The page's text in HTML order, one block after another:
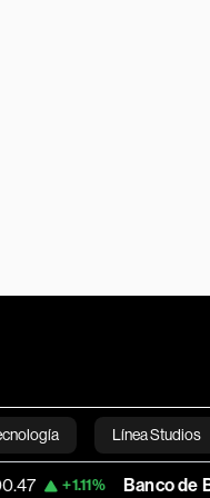
Línea Studios
English
Banco de Bogota